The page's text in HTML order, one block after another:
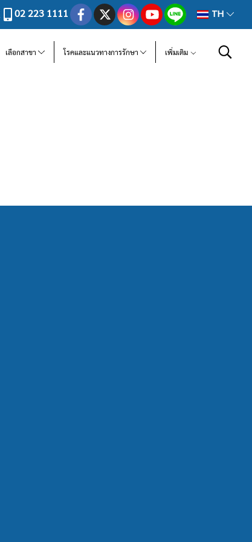
02 223 1111 TH
เลือกสาขา โรคและแนวทางการรักษา เพิ่มเติม